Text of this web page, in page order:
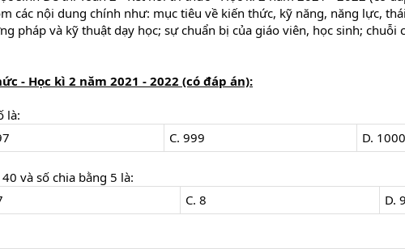
các nội dung chính như: mục tiêu về kiến thức, kỹ năng, năng lực,
pháp và kỹ thuật dạy học; sự chuẩn bị của giáo viên, học sinh; chuỗi
- Học kì 2 năm 2021 - 2022 (có đáp án):
là:
C. 999
D. 1000
và số chia bằng 5 là:
C. 8
D. 9